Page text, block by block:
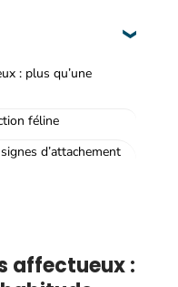
: plus qu’une
féline
d’attachement
affectueux :